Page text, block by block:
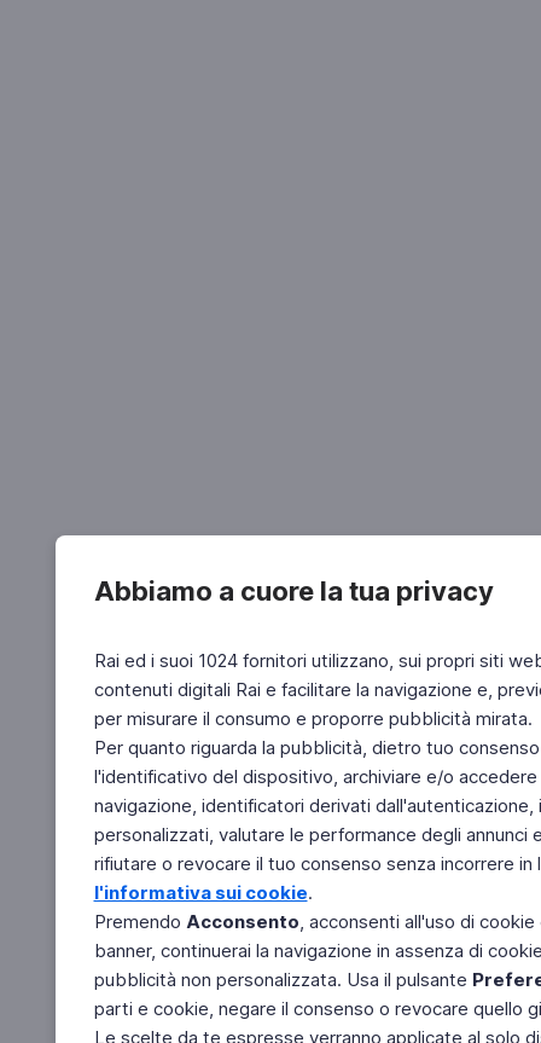
Abbiamo a cuore la tua privacy
Rai ed i suoi 1024 fornitori utilizzano, sui propri siti
contenuti digitali Rai e facilitare la navigazione e,
per misurare il consumo e proporre pubblicità mirata.
Per quanto riguarda la pubblicità, dietro tuo
l'identificativo del dispositivo, archiviare e/o
navigazione, identificatori derivati
personalizzati, valutare le performance degli
rifiutare o revocare il tuo consenso senza incorrere
l'informativa sui cookie.
Premendo Acconsento, acconsenti all'uso di
banner, continuerai la navigazione in assenza di
pubblicità non personalizzata. Usa il pulsante
parti e cookie, negare il consenso o revocare quello
Le scelte da te espresse verranno applicate al solo